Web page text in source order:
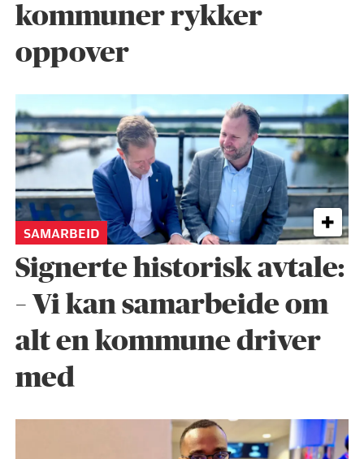
kommuner rykker
oppover
SAMARBEID
Signerte historisk avtale:
– Vi kan samarbeide om
alt en kommune driver
med